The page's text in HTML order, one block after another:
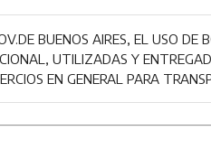
BUENOS AIRES, EL USO
UTILIZADAS Y
EN GENERAL PARA